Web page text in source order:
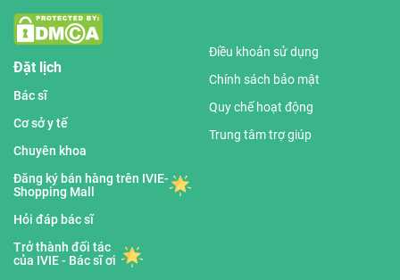
Đặt lịch
Bác sĩ
Cơ sở y tế
Chuyên khoa
Đăng ký bán hàng trên IVIE-
Shopping Mall
Hỏi đáp bác sĩ
Trở thành đối tác
của IVIE - Bác sĩ ơi
Điều khoản sử dụng
Chính sách bảo mật
Quy chế hoạt động
Trung tâm trợ giúp